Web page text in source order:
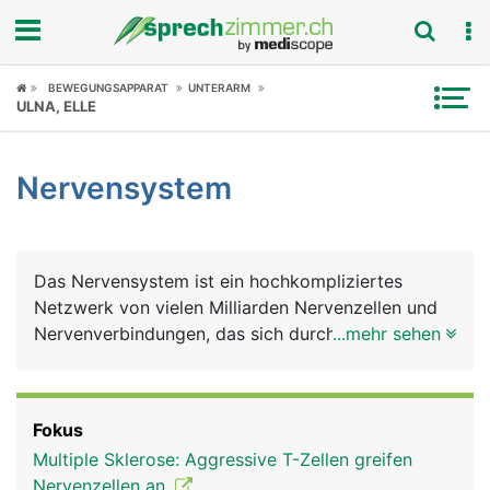
Fokus
Symptome
News
Rubriken
BEWEGUNGSAPPARAT UNTERARM
ULNA, ELLE
Nervensystem
Das Nervensystem ist ein hochkompliziertes
Netzwerk von vielen Milliarden Nervenzellen und
Nervenverbindungen, das sich durch den ganzen
und unbewussten Körperfunktionen steuert und
aufeinander abstimmt. Das Gehirn ist dabei die
...mehr sehen
Fokus
Multiple Sklerose: Aggressive T-Zellen greifen
Nervenzellen an